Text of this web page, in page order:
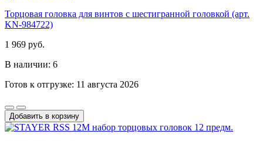
Торцовая головка для винтов с шестигранной головкой (арт.
KN-984722)
1 969 руб.
В наличии: 6
Готов к отгрузке: 11 августа 2026
Добавить в корзину